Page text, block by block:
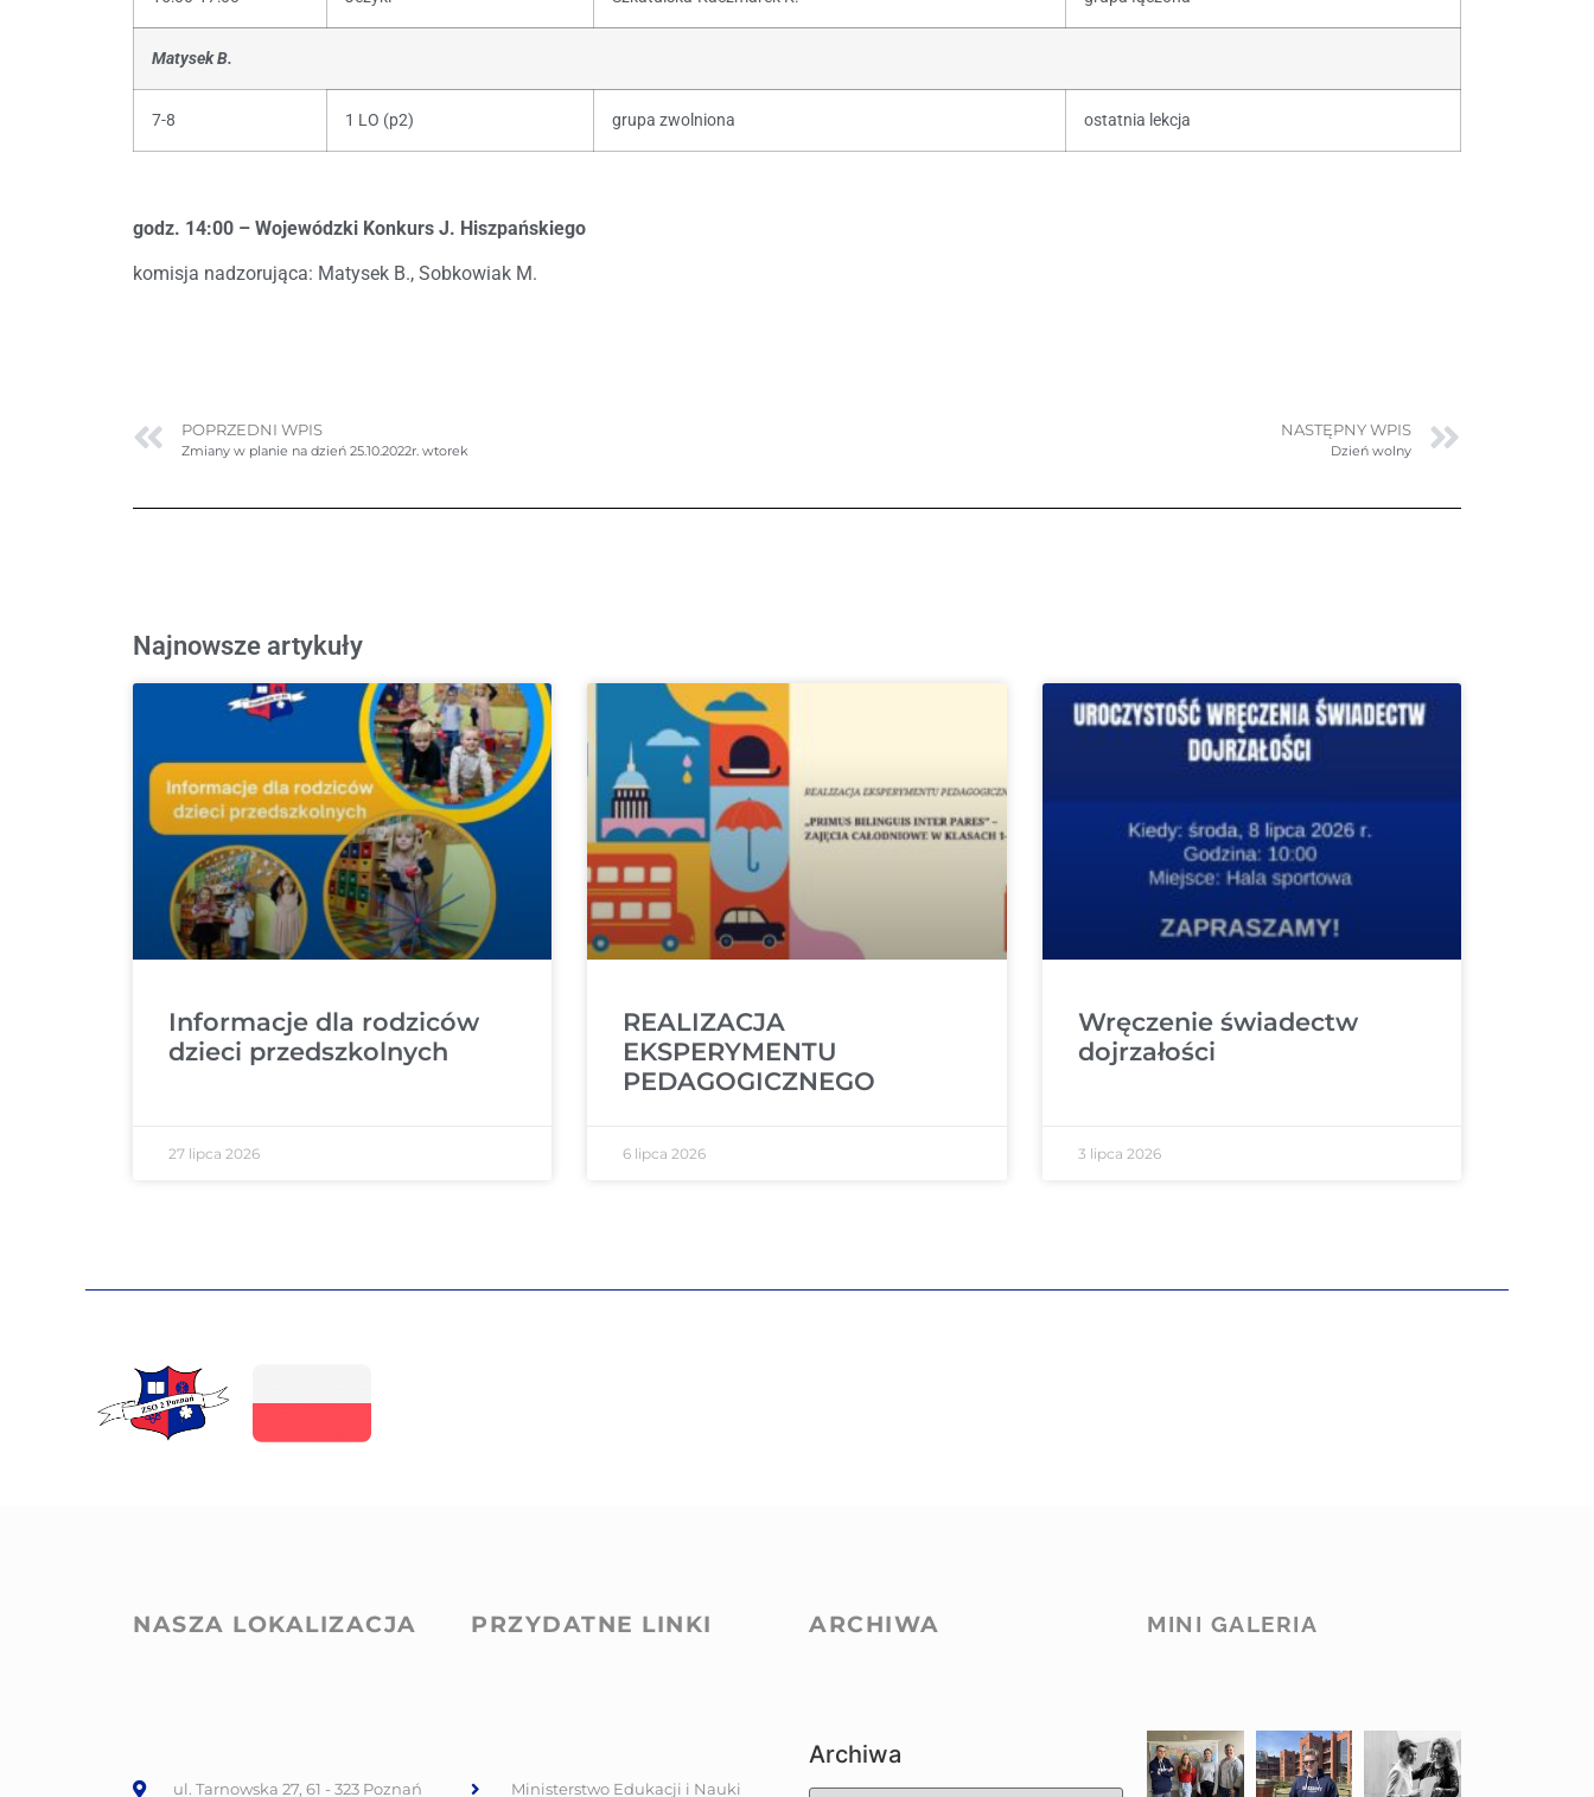
Matysek B.
7-8 1 LO (p2) grupa zwolniona ostatnia lekcja
godz. 14:00 – Wojewódzki Konkurs J. Hiszpańskiego
komisja nadzorująca: Matysek B., Sobkowiak M.
POPRZEDNI WPIS
Zmiany w planie na dzień 25.10.2022r. wtorek
NASTĘPNY WPIS
Dzień wolny
Najnowsze artykuły
Informacje dla rodziców
dzieci przedszkolnych
27 lipca 2026
REALIZACJA
EKSPERYMENTU
PEDAGOGICZNEGO
6 lipca 2026
Wręczenie świadectw
dojrzałości
3 lipca 2026
NASZA LOKALIZACJA
ul. Tarnowska 27, 61 - 323 Poznań
PRZYDATNE LINKI
Ministerstwo Edukacji i Nauki
ARCHIWA
Archiwa
MINI GALERIA